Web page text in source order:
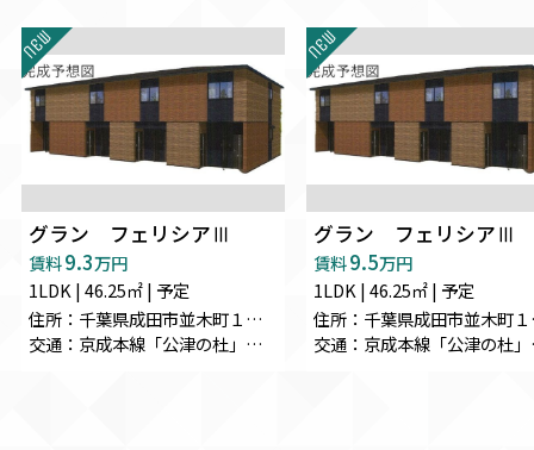
グラン フェリシアⅢ
賃料9.3万円
1LDK | 46.25㎡ | 予定
住所：千葉県成田市並木町１３６-２８
交通：京成本線「公津の杜」駅 徒歩27分
グラン フェリシアⅢ
賃料9.5万円
1LDK | 46.25㎡ | 予定
住
交